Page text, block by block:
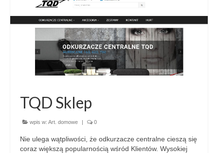
TQD Sklep
wpis w: Art. domowe | 0
Nie ulega wątpliwości, że odkurzacze centralne cieszą się
coraz większą popularnością wśród Klientów. Wysokiej